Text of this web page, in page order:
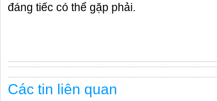
đáng tiếc có thể gặp phải.
Các tin liên quan